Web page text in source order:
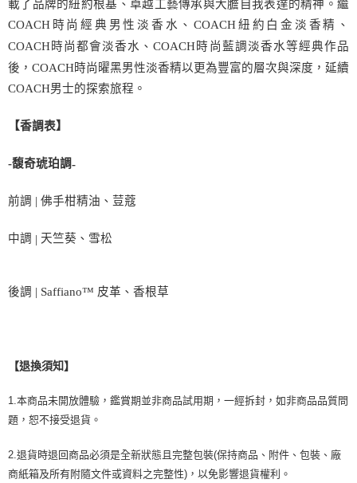
載了品牌的紐約根基、卓越工藝傳承與大膽自我表達的精神。繼
COACH 時尚經典男性淡香水、COACH紐約白金淡香精、
COACH時尚都會淡香水、COACH時尚藍調淡香水等經典作品
後， COACH時尚曜黑男性淡香精以更為豐富的層次與深度，延續
COACH男士的探索旅程。
【香調表】
-馥奇琥珀調-
前調 | 佛手柑精油、荳蔻
中調 | 天竺葵、雪松
後調 | Saffiano™ 皮革、香根草
【退換須知】
1.本商品未開放體驗，鑑賞期並非商品試用期，一經拆封，如非商品品質問
題，恕不接受退貨。
2.退貨時退回商品必須是全新狀態且完整包裝(保持商品、附件、包裝、廠
商紙箱及所有附隨文件或資料之完整性)，以免影響退貨權利。